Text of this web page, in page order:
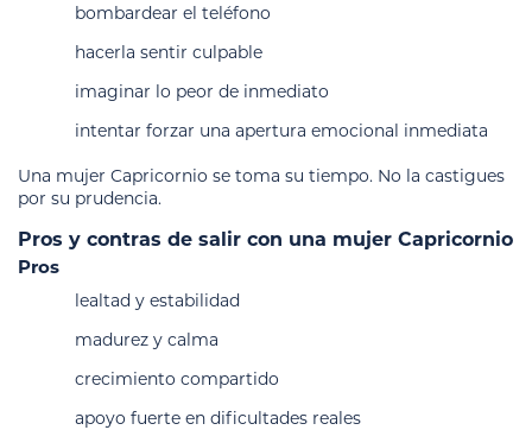
bombardear el teléfono
hacerla sentir culpable
imaginar lo peor de inmediato
intentar forzar una apertura emocional inmediata
Una mujer Capricornio se toma su tiempo. No la castigues
por su prudencia.
Pros y contras de salir con una mujer Capricornio
Pros
lealtad y estabilidad
madurez y calma
crecimiento compartido
apoyo fuerte en dificultades reales